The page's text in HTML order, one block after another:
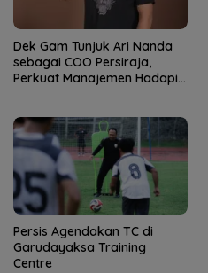
Dek Gam Tunjuk Ari Nanda
sebagai COO Persiraja,
Perkuat Manajemen Hadapi
Persis Agendakan TC di
Garudayaksa Training
Centre